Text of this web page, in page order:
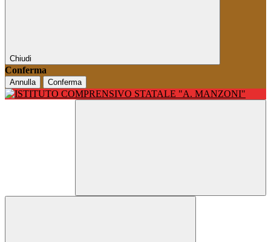
Chiudi
Conferma
Annulla Conferma